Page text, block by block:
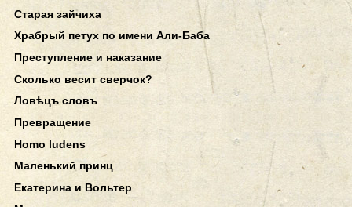
Старая зайчиха
Храбрый петух по имени Али-Баба
Преступление и наказание
Сколько весит сверчок?
Ловѣцъ словъ
Превращение
Homo ludens
Маленький принц
Екатерина и Вольтер